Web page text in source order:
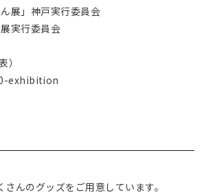
」神戸実行委員会
実行委員会
exhibition
んのグッズをご用意しています。